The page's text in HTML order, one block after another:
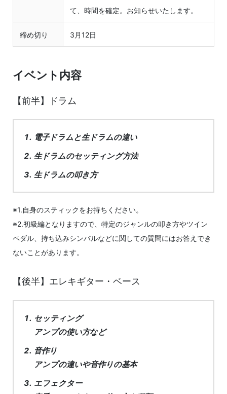
て、時間を確定。お知らせいたします。
締め切り 3月12日
イベント内容
【前半】ドラム
電子ドラムと生ドラムの違い
生ドラムのセッティング方法
生ドラムの叩き方
※1.自身のスティックをお持ちください。
※2.初級編となりますので、特定のジャンルの叩き方やツイン
ペダル、持ち込みシンバルなどに関しての質問にはお答えでき
ないことがあります。
【後半】エレキギター・ベース
セッティング
アンプの使い方など
音作り
アンプの違いや音作りの基本
エフェクター